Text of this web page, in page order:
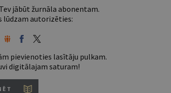
jābūt žurnāla abonentam.
lūdzam autorizēties:
pievienoties lasītāju pulkam.
digitālajam saturam!